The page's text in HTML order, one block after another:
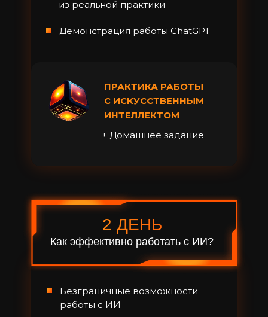
2 ДЕНЬ
Как эффективно работать с ИИ?
Безграничные возможности
работы с ИИ
из реальной практики
ПРАКТИКА РАБОТЫ
С ИСКУССТВЕННЫМ
ИНТЕЛЛЕКТОМ
+ Домашнее задание
Демонстрация работы ChatGPT